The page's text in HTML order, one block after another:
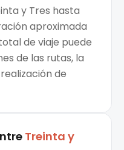
y Tres hasta
aproximada
de viaje puede
de las rutas, la
de
Treinta y